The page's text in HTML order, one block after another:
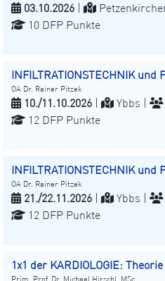
03.10.2026
10 DFP Punkte
INFILTRATIONSTECHNIK und
OA Dr. Rainer Pitzek
10./11.10.2026 Ybbs |
12 DFP Punkte
INFILTRATIONSTECHNIK und
OA Dr. Rainer Pitzek
21./22.11.2026 Ybbs |
12 DFP Punkte
1x1 der KARDIOLOGIE:
Prim. Prof. Dr. Michael Hirschl, MSc